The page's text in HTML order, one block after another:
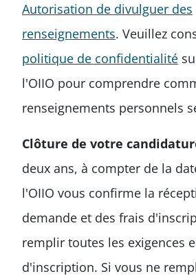
Autorisation de divulguer des
renseignements. Veuillez
politique de confidentialité
l'OIIO pour comprendre
renseignements personnels
Clôture de votre
deux ans, à compter de la
l'OIIO vous confirme la
demande et des frais
remplir toutes les exigences
d'inscription. Si vous ne